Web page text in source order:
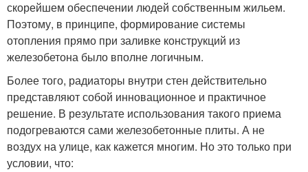
скорейшем обеспечении людей собственным жильем.
Поэтому, в принципе, формирование системы
отопления прямо при заливке конструкций из
железобетона было вполне логичным.
Более того, радиаторы внутри стен действительно
представляют собой инновационное и практичное
решение. В результате использования такого приема
подогреваются сами железобетонные плиты. А не
воздух на улице, как кажется многим. Но это только при
условии, что: